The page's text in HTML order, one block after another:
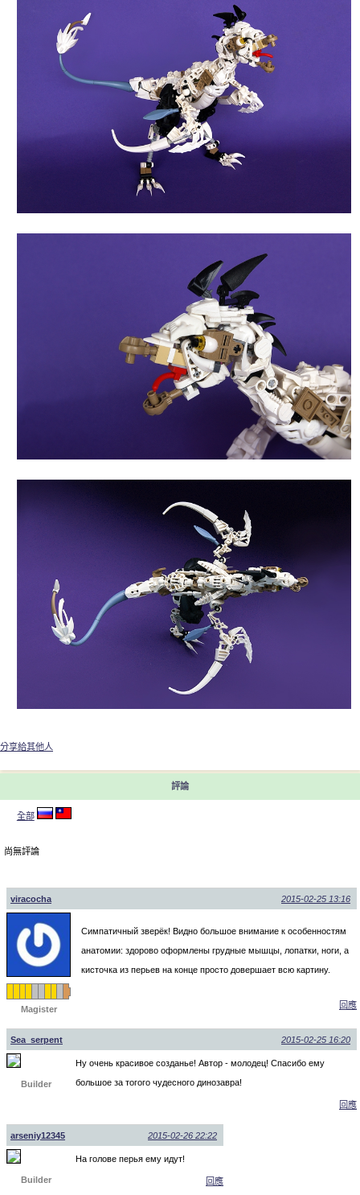
分享給其他人
評論
全部
尚無評論
viracocha 2015-02-25 13:16
Magister
Симпатичный зверёк! Видно большое внимание к особенностям
анатомии: здорово оформлены грудные мышцы, лопатки, ноги, а
кисточка из перьев на конце просто довершает всю картину.
回應
Sea_serpent 2015-02-25 16:20
Builder
Ну очень красивое созданье! Автор - молодец! Спасибо ему
большое за тогого чудесного динозавра!
回應
arseniy12345 2015-02-26 22:22
Builder
На голове перья ему идут!
回應